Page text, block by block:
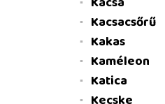
Kacsacsőrű
Kakas
Kaméleon
Katica